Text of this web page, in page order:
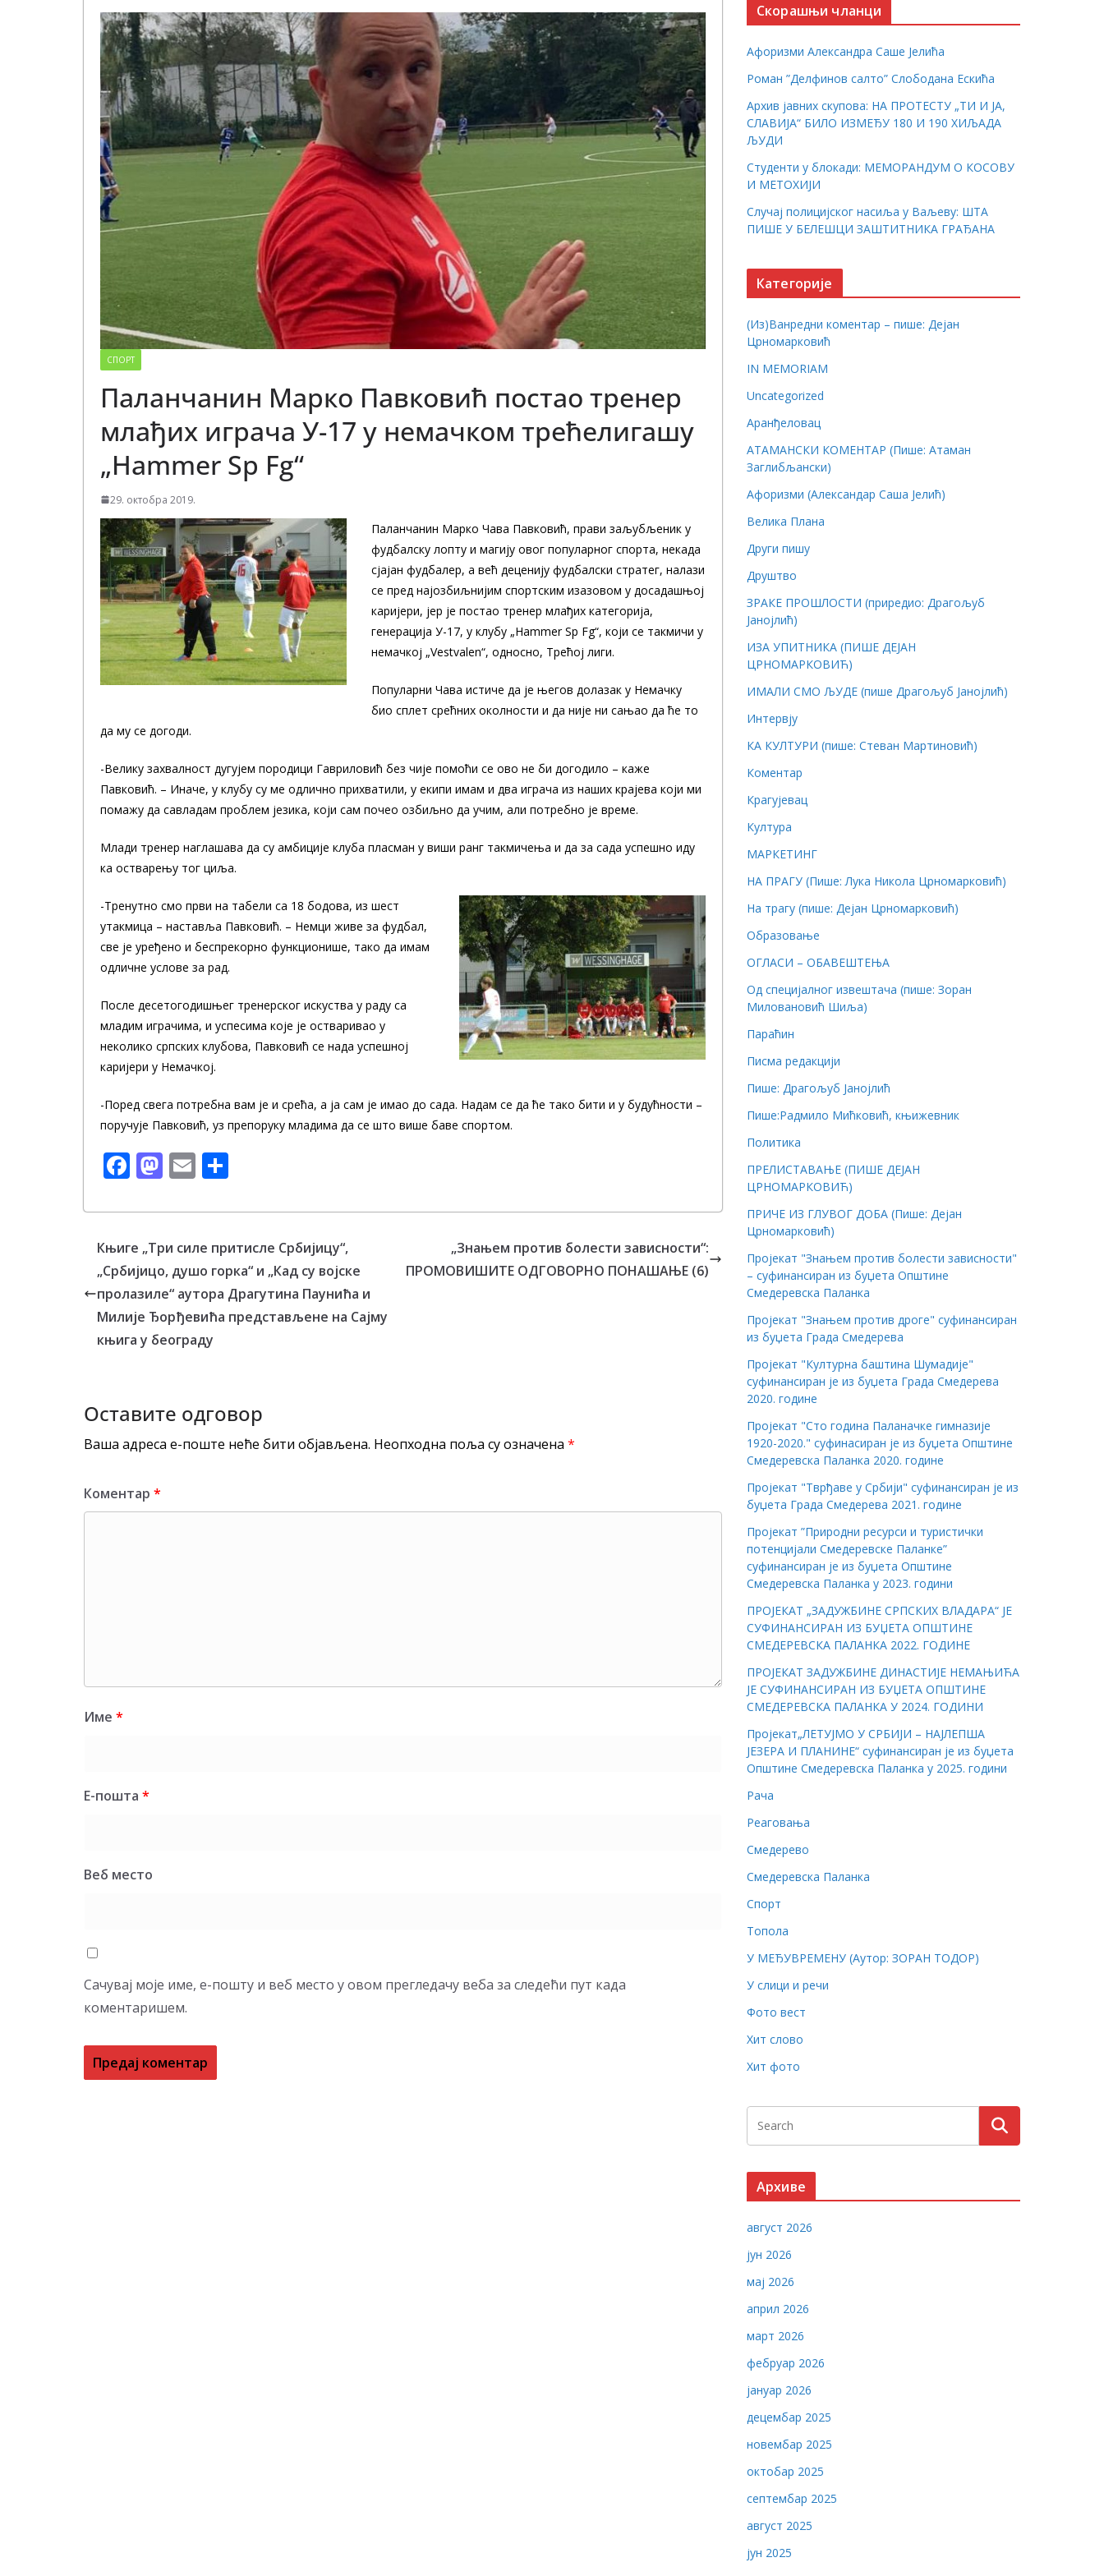
СПОРТ
Паланчанин Марко Павковић постао тренер
млађих играча У-17 у немачком трећелигашу
„Hammer Sp Fg“
29. октобра 2019.
Паланчанин Марко Чава Павковић, прави заљубљеник у
фудбалску лопту и магију овог популарног спорта, некада
сјајан фудбалер, а већ деценију фудбалски стратег, налази
се пред најозбиљнијим спортским изазовом у досадашњој
каријери, јер је постао тренер млађих категорија,
генерација У-17, у клубу „Hammer Sp Fg“, који се такмичи у
немачкој „Vestvalen“, односно, Трећој лиги.
Популарни Чава истиче да је његов долазак у Немачку
био сплет срећних околности и да није ни сањао да ће то
да му се догоди.
-Велику захвалност дугујем породици Гавриловић без чије помоћи се ово не би догодило – каже
Павковић. – Иначе, у клубу су ме одлично прихватили, у екипи имам и два играча из наших крајева који ми
помажу да савладам проблем језика, који сам почео озбиљно да учим, али потребно је време.
Млади тренер наглашава да су амбиције клуба пласман у виши ранг такмичења и да за сада успешно иду
ка остварењу тог циља.
-Тренутно смо први на табели са 18 бодова, из шест
утакмица – наставља Павковић. – Немци живе за фудбал,
све је уређено и беспрекорно функционише, тако да имам
одличне услове за рад.
После десетогодишњег тренерског искуства у раду са
младим играчима, и успесима које је остваривао у
неколико српских клубова, Павковић се нада успешној
каријери у Немачкој.
-Поред свега потребна вам је и срећа, а ја сам је имао до сада. Надам се да ће тако бити и у будућности –
поручује Павковић, уз препоруку младима да се што више баве спортом.
F
e
b
o
o
k
M
to
d
o
n
E
ai
l
ar
e
Књиге „Три силе притисле Србијицу“,
„Србијицо, душо горка“ и „Кад су војске
пролазиле“ аутора Драгутина Паунића и
Милије Ђорђевића представљене на Сајму
књига у београду
„Знањем против болести зависности“:
ПРОМОВИШИТЕ ОДГОВОРНО ПОНАШАЊЕ (6)
Оставите одговор
Ваша адреса е-поште неће бити објављена. Неопходна поља су означена *
Коментар *
Име *
Е-пошта *
Веб место
Сачувај моје име, е-пошту и веб место у овом прегледачу веба за следећи пут када
коментаришем.
Скорашњи чланци
Афоризми Александра Саше Јелића
Роман ”Делфинов салто” Слободана Ескића
Архив јавних скупова: НА ПРОТЕСТУ „ТИ И ЈА,
СЛАВИЈА“ БИЛО ИЗМЕЂУ 180 И 190 ХИЉАДА
ЉУДИ
Студенти у блокади: МЕМОРАНДУМ О КОСОВУ
И МЕТОХИЈИ
Случај полицијског насиља у Ваљеву: ШТА
ПИШЕ У БЕЛЕШЦИ ЗАШТИТНИКА ГРАЂАНА
Категорије
(Из)Ванредни коментар – пише: Дејан
Црномарковић
IN MEMORIAM
Uncategorized
Аранђеловац
АТАМАНСКИ КОМЕНТАР (Пише: Атаман
Заглибљански)
Афоризми (Александар Саша Јелић)
Велика Плана
Други пишу
Друштво
ЗРАКЕ ПРОШЛОСТИ (приредио: Драгољуб
Јанојлић)
ИЗА УПИТНИКА (ПИШЕ ДЕЈАН
ЦРНОМАРКОВИЋ)
ИМАЛИ СМО ЉУДЕ (пише Драгољуб Јанојлић)
Интервју
КА КУЛТУРИ (пише: Стеван Мартиновић)
Коментар
Крагујевац
Култура
МАРКЕТИНГ
НА ПРАГУ (Пише: Лука Никола Црномарковић)
На трагу (пише: Дејан Црномарковић)
Образовање
ОГЛАСИ – ОБАВЕШТЕЊА
Од специјалног извештача (пише: Зоран
Миловановић Шиља)
Параћин
Писма редакцији
Пише: Драгољуб Јанојлић
Пише:Радмило Мићковић, књижевник
Политика
ПРЕЛИСТАВАЊЕ (ПИШЕ ДЕЈАН
ЦРНОМАРКОВИЋ)
ПРИЧЕ ИЗ ГЛУВОГ ДОБА (Пише: Дејан
Црномарковић)
Пројекат "Знањем против болести зависности"
– суфинансиран из буџета Општине
Смедеревска Паланка
Пројекат "Знањем против дроге" суфинансиран
из буџета Града Смедерева
Пројекат "Културна баштина Шумадије"
суфинансиран је из буџета Града Смедерева
2020. године
Пројекат "Сто година Паланачке гимназије
1920-2020." суфинасиран је из буџета Општине
Смедеревска Паланка 2020. године
Пројекат "Тврђаве у Србији" суфинансиран је из
буџета Града Смедерева 2021. године
Пројекат ”Природни ресурси и туристички
потенцијали Смедеревске Паланке”
суфинансиран је из буџета Општине
Смедеревска Паланка у 2023. години
ПРОЈЕКАТ „ЗАДУЖБИНЕ СРПСКИХ ВЛАДАРА“ ЈЕ
СУФИНАНСИРАН ИЗ БУЏЕТА ОПШТИНЕ
СМЕДЕРЕВСКА ПАЛАНКА 2022. ГОДИНЕ
ПРОЈЕКАТ ЗАДУЖБИНЕ ДИНАСТИЈЕ НЕМАЊИЋА
ЈЕ СУФИНАНСИРАН ИЗ БУЏЕТА ОПШТИНЕ
СМЕДЕРЕВСКА ПАЛАНКА У 2024. ГОДИНИ
Пројекат„ЛЕТУЈМО У СРБИЈИ – НАЈЛЕПША
ЈЕЗЕРА И ПЛАНИНЕ“ суфинансиран је из буџета
Општине Смедеревска Паланка у 2025. години
Рача
Реаговања
Смедерево
Смедеревска Паланка
Спорт
Топола
У МЕЂУВРЕМЕНУ (Аутор: ЗОРАН ТОДОР)
У слици и речи
Фото вест
Хит слово
Хит фото
Архиве
август 2026
јун 2026
мај 2026
април 2026
март 2026
фебруар 2026
јануар 2026
децембар 2025
новембар 2025
октобар 2025
септембар 2025
август 2025
јун 2025